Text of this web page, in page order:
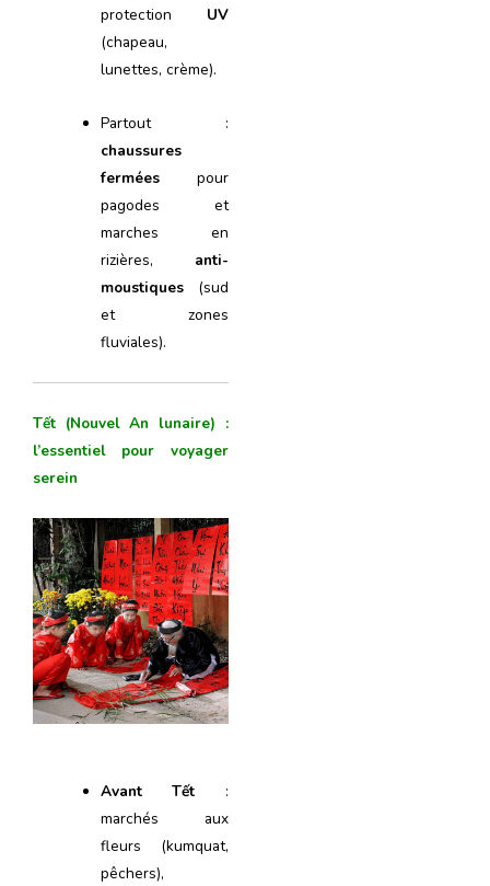
protection UV
(chapeau,
lunettes, crème).
Partout :
chaussures
ferméespour
pagodes et
marches en
rizières, anti-
moustiques(sud
et zones
fluviales).
Tết (Nouvel An lunaire) :
l’essentiel pour voyager
serein
Avant Tết :
marchés aux
fleurs (kumquat,
pêchers),